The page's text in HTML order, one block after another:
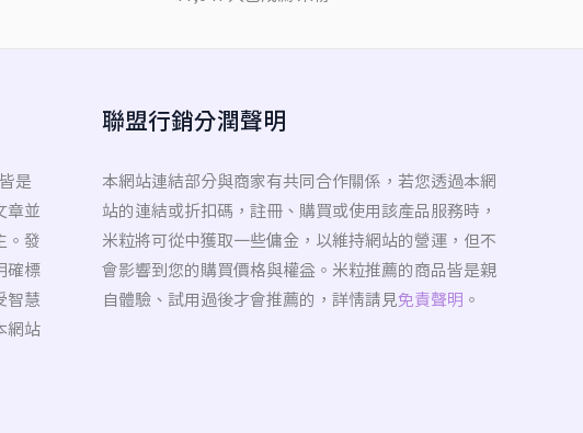
是
章並
。發
確標
智慧
網站
聯盟行銷分潤聲明
本網站連結部分與商家有共同合作關係，若您透過本網
站的連結或折扣碼，註冊、購買或使用該產品服務時，
米粒將可從中獲取一些傭金，以維持網站的營運，但不
會影響到您的購買價格與權益。米粒推薦的商品皆是親
自體驗、試用過後才會推薦的，詳情請見免責聲明 。